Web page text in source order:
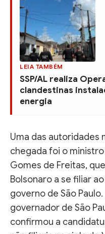
LEIA TAMBÉM
SSP/AL realiza
clandestinas
energia
Uma das autoridades
chegada foi o
Gomes de Freitas,
Bolsonaro a se filiar
governo de São
governador de São
confirmou a